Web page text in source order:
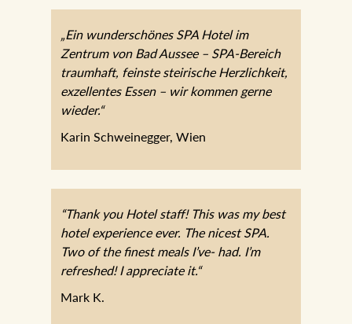
„Ein wunderschönes SPA Hotel im
Zentrum von Bad Aussee – SPA-Bereich
traumhaft, feinste steirische Herzlichkeit,
exzellentes Essen – wir kommen gerne
wieder.“
“Thank you Hotel staff! This was my best
hotel experience ever. The nicest SPA.
Two of the finest meals I’ve- had. I’m
refreshed! I appreciate it.“